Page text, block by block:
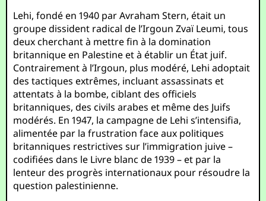
Lehi, fondé en 1940 par Avraham Stern, était un
groupe dissident radical de l’Irgoun Zvaï Leumi, tous
deux cherchant à mettre fin à la domination
britannique en Palestine et à établir un État juif.
Contrairement à l’Irgoun, plus modéré, Lehi adoptait
des tactiques extrêmes, incluant assassinats et
attentats à la bombe, ciblant des officiels
britanniques, des civils arabes et même des Juifs
modérés. En 1947, la campagne de Lehi s’intensifia,
alimentée par la frustration face aux politiques
britanniques restrictives sur l’immigration juive –
codifiées dans le Livre blanc de 1939 – et par la
lenteur des progrès internationaux pour résoudre la
question palestinienne.